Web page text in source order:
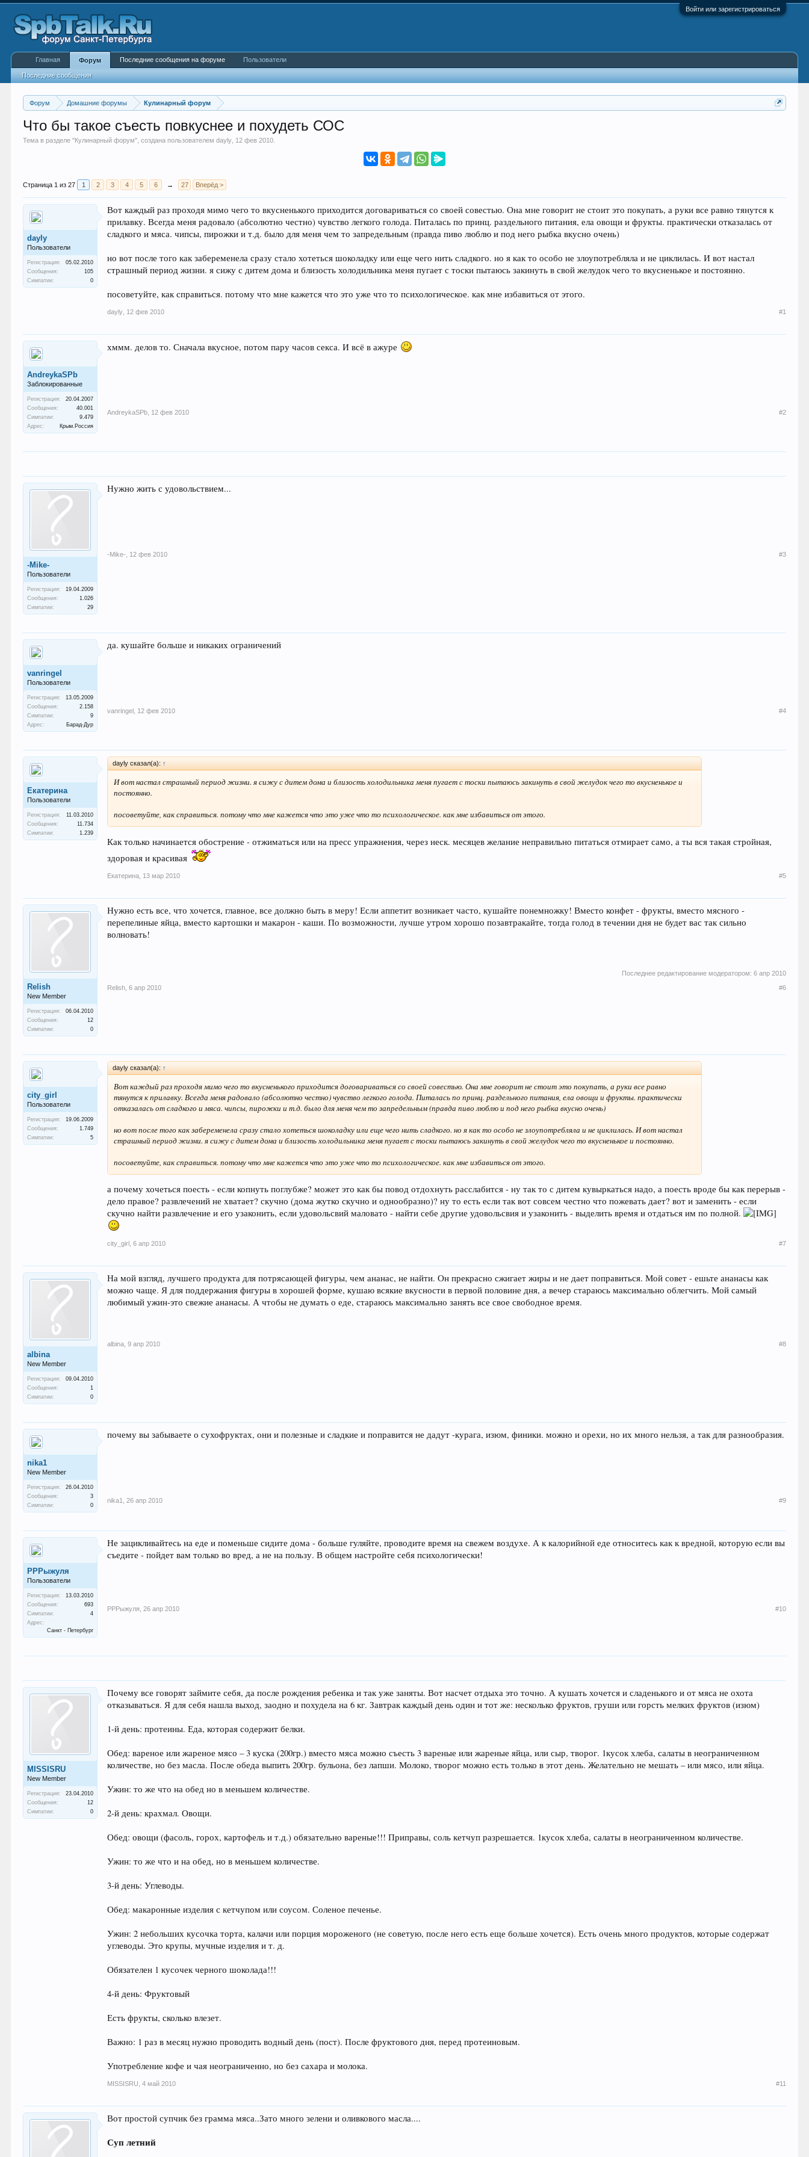
Войти или зарегистрироваться
Форум Домашние форумы Кулинарный форум
Что бы такое съесть повкуснее и похудеть СОС
Тема в разделе "Кулинарный форум", создана пользователемdayly 12 фев 2010
Страница 1 из 27 1 2 3 4 5 6 → 27 Вперёд >
dayly
Пользователи
Регистрация:
05.02.2010
Сообщения:
105
Симпатии:
0
Вот каждый раз проходя мимо чего то вкусненького приходится договариваться со своей совестью. Она мне говорит не стоит это покупать, а руки все равно тянутся к
прилавку. Всегда меня радовало (абсолютно честно) чувство легкого голода. Питалась по принц. раздельного питания, ела овощи и фрукты. практически отказалась от
сладкого и мяса. чипсы, пирожки и т.д. было для меня чем то запредельным (правда пиво люблю и под него рыбка вкусно очень)
но вот после того как забеременела сразу стало хотеться шоколадку или еще чего нить сладкого. но я как то особо не злоупотребляла и не циклилась. И вот настал
страшный период жизни. я сижу с дитем дома и близость холодильника меня пугает с тоски пытаюсь закинуть в свой желудок чего то вкусненькое и постоянно.
посоветуйте, как справиться. потому что мне кажется что это уже что то психологическое. как мне избавиться от этого.
dayly 12 фев 2010 #1
AndreykaSPb
Заблокированные
Регистрация:
20.04.2007
Сообщения:
40.001
Симпатии:
9.479
Адрес:
Крым.Россия
хммм. делов то. Сначала вкусное, потом пару часов секса. И всё в ажуре
AndreykaSPb 12 фев 2010 #2
-Mike-
Пользователи
Регистрация:
19.04.2009
Сообщения:
1.026
Симпатии:
29
Нужно жить с удовольствием...
-Mike- 12 фев 2010 #3
vanringel
Пользователи
Регистрация:
13.05.2009
Сообщения:
2.158
Симпатии:
9
Адрес:
Барад-Дур
да. кушайте больше и никаких ограничений
vanringel 12 фев 2010 #4
Екатерина
Пользователи
Регистрация:
11.03.2010
Сообщения:
11.734
Симпатии:
1.239
dayly сказал(а): ↑
И вот настал страшный период жизни. я сижу с дитем дома и близость холодильника меня пугает с тоски пытаюсь закинуть в свой желудок чего то вкусненькое и
постоянно.
посоветуйте, как справиться. потому что мне кажется что это уже что то психологическое. как мне избавиться от этого.
Как только начинается обострение - отжиматься или на пресс упражнения, через неск. месяцев желание неправильно питаться отмирает само, а ты вся такая стройная,
здоровая и красивая
Екатерина 13 мар 2010 #5
Relish
New Member
Регистрация:
06.04.2010
Сообщения:
12
Симпатии:
0
Нужно есть все, что хочется, главное, все должно быть в меру! Если аппетит возникает часто, кушайте понемножку! Вместо конфет - фрукты, вместо мясного -
перепелиные яйца, вместо картошки и макарон - каши. По возможности, лучше утром хорошо позавтракайте, тогда голод в течении дня не будет вас так сильно
волновать!
Последнее редактирование модератором: 6 апр 2010
Relish 6 апр 2010 #6
city_girl
Пользователи
Регистрация:
19.06.2009
Сообщения:
1.749
Симпатии:
5
dayly сказал(а): ↑
Вот каждый раз проходя мимо чего то вкусненького приходится договариваться со своей совестью. Она мне говорит не стоит это покупать, а руки все равно
тянутся к прилавку. Всегда меня радовало (абсолютно честно) чувство легкого голода. Питалась по принц. раздельного питания, ела овощи и фрукты. практически
отказалась от сладкого и мяса. чипсы, пирожки и т.д. было для меня чем то запредельным (правда пиво люблю и под него рыбка вкусно очень)
но вот после того как забеременела сразу стало хотеться шоколадку или еще чего нить сладкого. но я как то особо не злоупотребляла и не циклилась. И вот настал
страшный период жизни. я сижу с дитем дома и близость холодильника меня пугает с тоски пытаюсь закинуть в свой желудок чего то вкусненькое и постоянно.
посоветуйте, как справиться. потому что мне кажется что это уже что то психологическое. как мне избавиться от этого.
а почему хочеться поесть - если копнуть поглубже? может это как бы повод отдохнуть расслабится - ну так то с дитем кувыркаться надо, а поесть вроде бы как перерыв -
дело правое? развлечений не хватает? скучно (дома жутко скучно и однообразно)? ну то есть еcли так вот совсем честно что пожевать дает? вот и заменить - если
скучно найти развлечение и его узаконить, если удовольсвий маловато - найти себе другие удовольсвия и узаконить - выделить время и отдаться им по полной.
city_girl 6 апр 2010 #7
albina
New Member
Регистрация:
09.04.2010
Сообщения:
1
Симпатии:
0
На мой взгляд, лучшего продукта для потрясающей фигуры, чем ананас, не найти. Он прекрасно сжигает жиры и не дает поправиться. Мой совет - ешьте ананасы как
можно чаще. Я для поддержания фигуры в хорошей форме, кушаю всякие вкусности в первой половине дня, а вечер стараюсь максимально облегчить. Мой самый
любимый ужин-это свежие ананасы. А чтобы не думать о еде, стараюсь максимально занять все свое свободное время.
albina 9 апр 2010 #8
nika1
New Member
Регистрация:
26.04.2010
Сообщения:
3
Симпатии:
0
почему вы забываете о сухофруктах, они и полезные и сладкие и поправится не дадут -курага, изюм, финики. можно и орехи, но их много нельзя, а так для разнообразия.
nika1 26 апр 2010 #9
РРРыжуля
Пользователи
Регистрация:
13.03.2010
Сообщения:
693
Симпатии:
4
Адрес:
Санкт - Петербург
Не зацикливайтесь на еде и поменьше сидите дома - больше гуляйте, проводите время на свежем воздухе. А к калорийной еде относитесь как к вредной, которую если вы
съедите - пойдет вам только во вред, а не на пользу. В общем настройте себя психологически!
РРРыжуля 26 апр 2010 #10
MISSISRU
New Member
Регистрация:
23.04.2010
Сообщения:
12
Симпатии:
0
Почему все говорят займите себя, да после рождения ребенка и так уже заняты. Вот насчет отдыха это точно. А кушать хочется и сладенького и от мяса не охота
отказываться. Я для себя нашла выход, заодно и похудела на 6 кг. Завтрак каждый день один и тот же: несколько фруктов, груши или горсть мелких фруктов (изюм)
1-й день: протеины. Еда, которая содержит белки.
Обед: вареное или жареное мясо – 3 куска (200гр.) вместо мяса можно съесть 3 вареные или жареные яйца, или сыр, творог. 1кусок хлеба, салаты в неограниченном
количестве, но без масла. После обеда выпить 200гр. бульона, без лапши. Молоко, творог можно есть только в этот день. Желательно не мешать – или мясо, или яйца.
Ужин: то же что на обед но в меньшем количестве.
2-й день: крахмал. Овощи.
Обед: овощи (фасоль, горох, картофель и т.д.) обязательно вареные!!! Приправы, соль кетчуп разрешается. 1кусок хлеба, салаты в неограниченном количестве.
Ужин: то же что и на обед, но в меньшем количестве.
3-й день: Углеводы.
Обед: макаронные изделия с кетчупом или соусом. Соленое печенье.
Ужин: 2 небольших кусочка торта, калачи или порция мороженого (не советую, после него есть еще больше хочется). Есть очень много продуктов, которые содержат
углеводы. Это крупы, мучные изделия и т. д.
Обязателен 1 кусочек черного шоколада!!!
4-й день: Фруктовый
Есть фрукты, сколько влезет.
Важно: 1 раз в месяц нужно проводить водный день (пост). После фруктового дня, перед протеиновым.
Употребление кофе и чая неограниченно, но без сахара и молока.
MISSISRU 4 май 2010 #11
Вот простой супчик без грамма мяса..Зато много зелени и оливкового масла....
Суп летний
Главная Форум
Последние сообщения
Последние сообщения на форуме Пользователи